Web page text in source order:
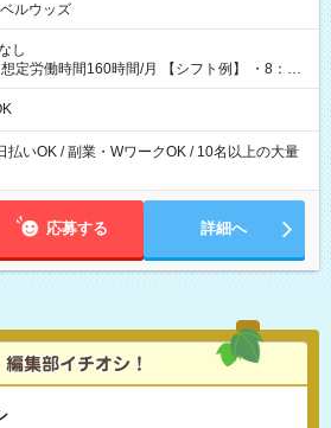
ルウッズ
し
間160時間/月 【シフト例】 ・8：00
払いOK / 副業・WワークOK / 10名以上の大量
応募する 詳細へ